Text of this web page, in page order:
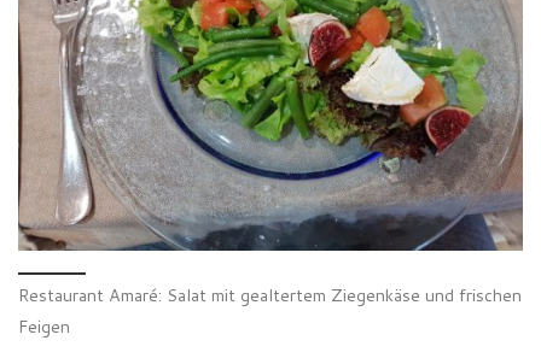
Restaurant Amaré: Salat mit gealtertem Ziegenkäse und frischen
Feigen